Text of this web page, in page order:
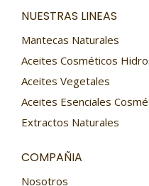
NUESTRAS LINEAS
Mantecas Naturales
Aceites Cosméticos
Aceites Vegetales
Aceites Esenciales
Extractos Naturales
COMPAÑIA
Nosotros